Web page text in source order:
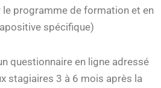
programme de formation et en
spécifique)
questionnaire en ligne adressé
stagiaires 3 à 6 mois après la